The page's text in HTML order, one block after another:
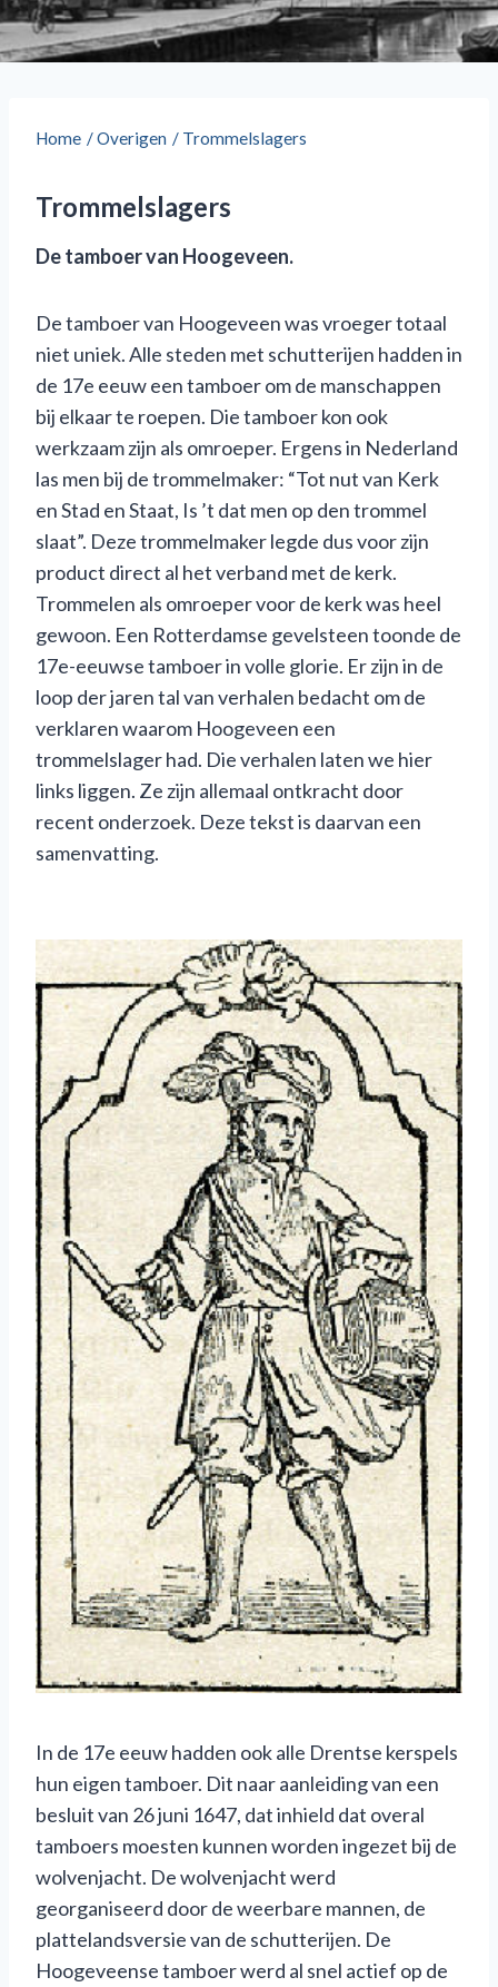
Home /Overigen / Trommelslagers
Trommelslagers
De tamboer van Hoogeveen.
De tamboer van Hoogeveen was vroeger totaal
niet uniek. Alle steden met schutterijen hadden in
de 17e eeuw een tamboer om de manschappen
bij elkaar te roepen. Die tamboer kon ook
werkzaam zijn als omroeper. Ergens in Nederland
las men bij de trommelmaker: “Tot nut van Kerk
en Stad en Staat, Is ’t dat men op den trommel
slaat”. Deze trommelmaker legde dus voor zijn
product direct al het verband met de kerk.
Trommelen als omroeper voor de kerk was heel
gewoon. Een Rotterdamse gevelsteen toonde de
17e-eeuwse tamboer in volle glorie. Er zijn in de
loop der jaren tal van verhalen bedacht om de
verklaren waarom Hoogeveen een
trommelslager had. Die verhalen laten we hier
links liggen. Ze zijn allemaal ontkracht door
recent onderzoek. Deze tekst is daarvan een
samenvatting.
In de 17e eeuw hadden ook alle Drentse kerspels
hun eigen tamboer. Dit naar aanleiding van een
besluit van 26 juni 1647, dat inhield dat overal
tamboers moesten kunnen worden ingezet bij de
wolvenjacht. De wolvenjacht werd
georganiseerd door de weerbare mannen, de
plattelandsversie van de schutterijen. De
Hoogeveense tamboer werd al snel actief op de